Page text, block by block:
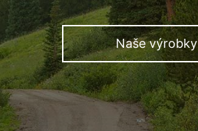
Naše výrobky